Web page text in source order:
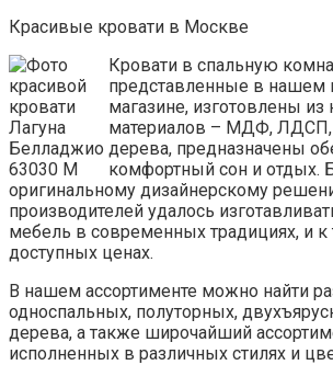
Красивые кровати в Москве
Кровати в спальную
представленные в нашем
магазине, изготовлены из
материалов – МДФ,
дерева, предназначены
комфортный сон и отдых.
оригинальному дизайнерскому
производителей удалось
мебель в современных традициях, и
доступных ценах.
В нашем ассортименте можно найти
односпальных, полуторных,
дерева, а также широчайший
исполненных в различных стилях и